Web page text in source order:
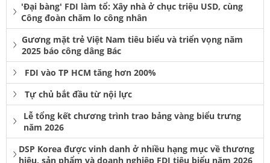
'Đại bàng' FDI làm tổ: Xây nhà ở chục triệu USD, cùng
Công đoàn chăm lo công nhân
Gương mặt trẻ Việt Nam tiêu biểu và triển vọng năm
2025 báo công dâng Bác
FDI vào TP HCM tăng hơn 200%
Tự chủ bắt đầu từ nội lực
Lễ tổng kết chương trình trao bảng vàng biểu trưng
năm 2026
DSP Korea được vinh danh ở nhiều hạng mục về thương
hiệu, sản phẩm và doanh nghiệp FDI tiêu biểu năm 2026